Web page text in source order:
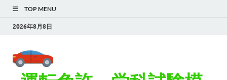
TOP MENU
2026年8月8日